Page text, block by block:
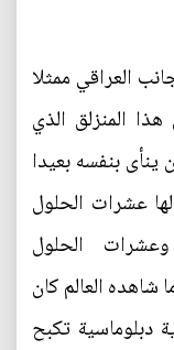
العراقي ممثلا
المنزلق الذي
بنفسه بعيدا
عشرات الحلول
الحلول
شاهده العالم كان
دبلوماسية تكبح